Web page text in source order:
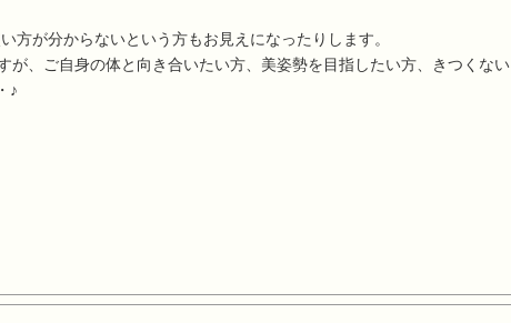
が分からないという方もお見えになったりします。
、ご自身の体と向き合いたい方、美姿勢を目指したい方、きつくない
♪